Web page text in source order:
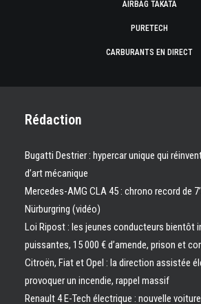
AIRBAG TAKATA
PURETECH
CARBURANTS EN DIRECT
Rédaction
Bugatti Destrier : hypercar unique qui
d’art mécanique
Mercedes-AMG CLA 45 : chrono record de
Nürburgring (vidéo)
Loi Ripost : les jeunes conducteurs bientôt
puissantes, 15 000 € d’amende, prison et
Citroën, Fiat et Opel : la direction assistée
provoquer un incendie, rappel massif
Renault 4 E-Tech électrique : nouvelle